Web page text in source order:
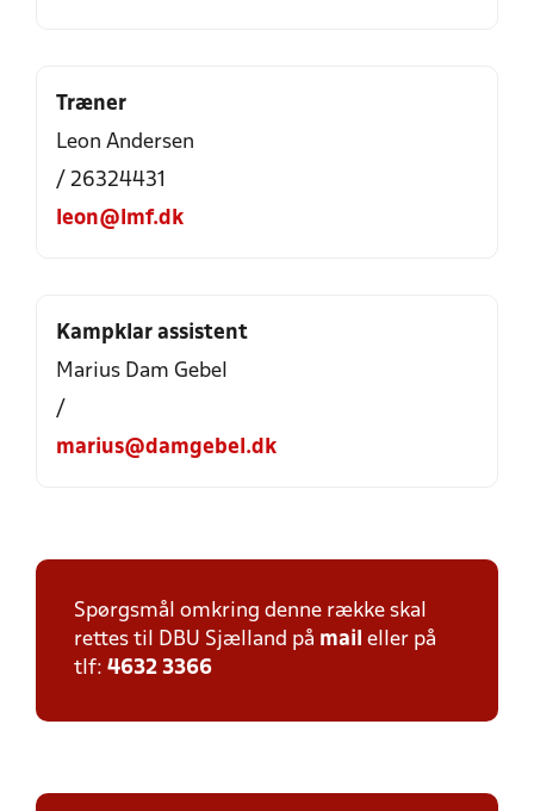
Træner
Leon Andersen
/ 26324431
leon@lmf.dk
Kampklar assistent
Marius Dam Gebel
/
marius@damgebel.dk
Spørgsmål omkring denne række skal
rettes til DBU Sjælland på mail eller på
tlf: 4632 3366